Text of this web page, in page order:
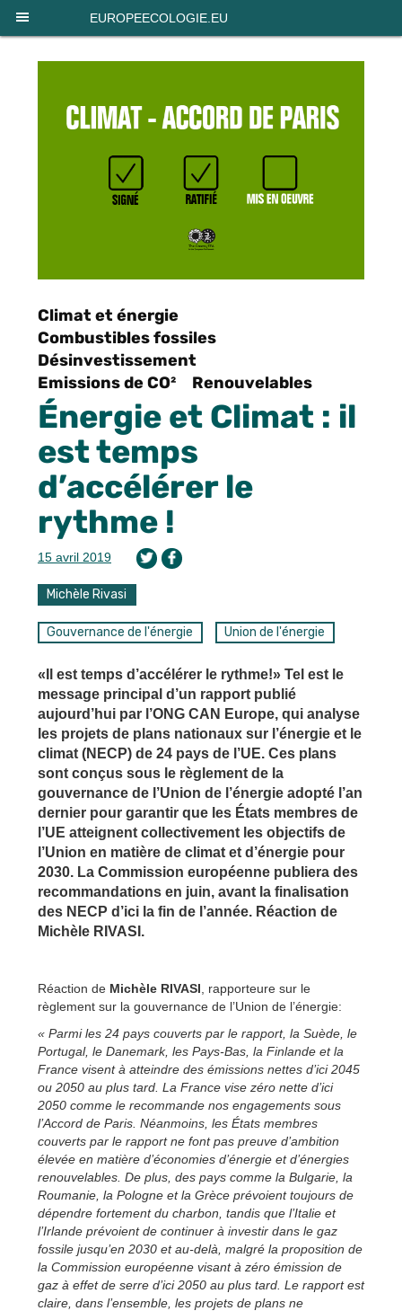
EUROPEECOLOGIE.EU
Climat et énergie
Combustibles fossiles
Désinvestissement
Emissions de CO²
Renouvelables
Énergie et Climat : il
est temps
d’accélérer le
rythme !
15 avril 2019
Michèle Rivasi
Gouvernance de l'énergie Union de l'énergie
«Il est temps d’accélérer le rythme!» Tel est le
message principal d’un rapport publié
aujourd’hui par l’ONG CAN Europe, qui analyse
les projets de plans nationaux sur l’énergie et le
climat (NECP) de 24 pays de l’UE. Ces plans
sont conçus sous le règlement de la
gouvernance de l’Union de l’énergie adopté l’an
dernier pour garantir que les États membres de
l’UE atteignent collectivement les objectifs de
l’Union en matière de climat et d’énergie pour
2030. La Commission européenne publiera des
recommandations en juin, avant la finalisation
des NECP d’ici la fin de l’année. Réaction de
Michèle RIVASI.
Réaction de Michèle RIVASI , rapporteure sur le
règlement sur la gouvernance de l’Union de l’énergie:
« Parmi les 24 pays couverts par le rapport, la Suède, le
Portugal, le Danemark, les Pays-Bas, la Finlande et la
France visent à atteindre des émissions nettes d’ici 2045
ou 2050 au plus tard. La France vise zéro nette d’ici
2050 comme le recommande nos engagements sous
l’Accord de Paris. Néanmoins, les États membres
couverts par le rapport ne font pas preuve d’ambition
élevée en matière d’économies d’énergie et d’énergies
renouvelables. De plus, des pays comme la Bulgarie, la
Roumanie, la Pologne et la Grèce prévoient toujours de
dépendre fortement du charbon, tandis que l’Italie et
l’Irlande prévoient de continuer à investir dans le gaz
fossile jusqu’en 2030 et au-delà, malgré la proposition de
la Commission européenne visant à zéro émission de
gaz à effet de serre d’ici 2050 au plus tard. Le rapport est
claire, dans l’ensemble, les projets de plans ne